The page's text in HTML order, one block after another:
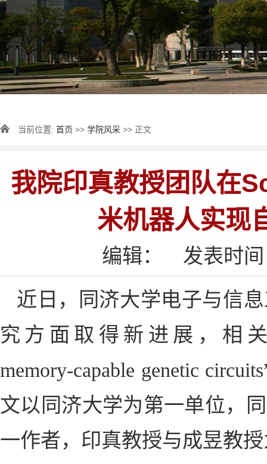
当前位置: 首页 >> 学院风采 >> 正文
我院印真教授团队在
米机器人实现
编辑： 发表时
近日，同济大学电子与信
究方面取得新进展，相关
memory-capable genetic
文以同济大学为第一单位，
一作者，印真教授与成昱教